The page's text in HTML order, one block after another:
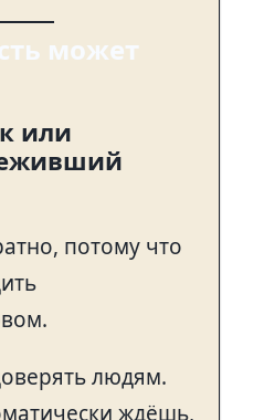
может
или
потому что
людям.
ждёшь,